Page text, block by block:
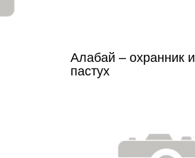
Алабай – охранник и
пастух